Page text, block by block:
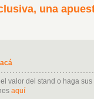
una
valor del stand o haga sus
aquí